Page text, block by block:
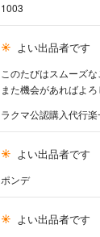
1003
よい出品者です
このたびはスムーズ
また機会があればよろ
ラクマ公認購入代行楽
よい出品者です
ポンデ
よい出品者です